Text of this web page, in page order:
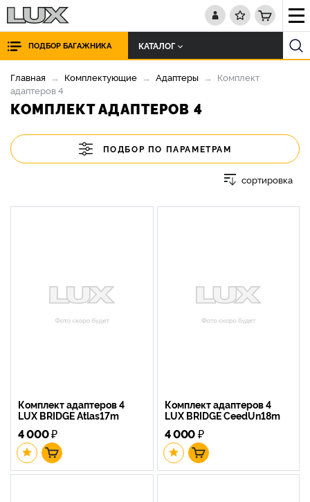
ПОДБОР БАГАЖНИКА КАТАЛОГ
Главная Комплектующие Адаптеры
Комплект
адаптеров 4
КОМПЛЕКТ АДАПТЕРОВ 4
ПОДБОР ПО ПАРАМЕТРАМ
сортировка
Комплект адаптеров 4
LUX BRIDGE Atlas17m
4 000₽
Комплект адаптеров 4
LUX BRIDGE CeedUn18m
4 000₽